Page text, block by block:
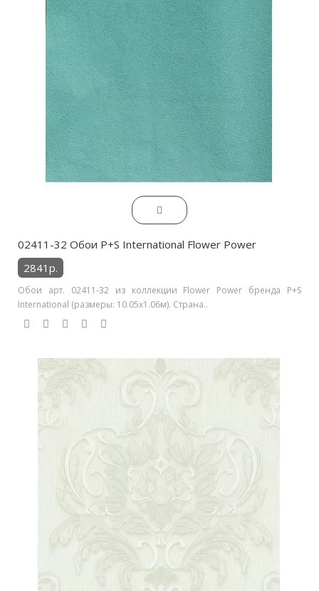
02411-32 Обои P+S International Flower Power
2841р.
Обои арт. 02411-32 из коллекции Flower Power бренда P+S
International (размеры: 10.05х1.06м). Страна..